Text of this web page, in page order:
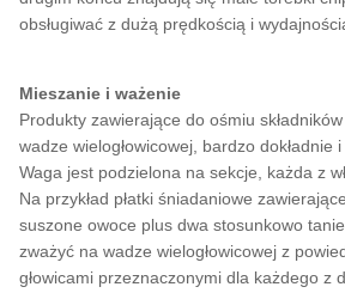
obsługiwać z dużą prędkością i
Mieszanie i ważenie
Produkty zawierające do ośmiu
wadze wielogłowicowej, bardzo dokładnie
Waga jest podzielona na sekcje, każda z
Na przykład płatki śniadaniowe
suszone owoce plus dwa stosunkowo
zważyć na wadze wielogłowicowej z
głowicami przeznaczonymi dla każdego z